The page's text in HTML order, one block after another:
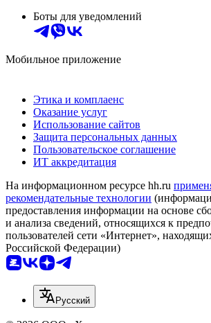
Боты для уведомлений
Мобильное приложение
Этика и комплаенс
Оказание услуг
Использование сайтов
Защита персональных данных
Пользовательское соглашение
ИТ аккредитация
На информационном ресурсе hh.ru
рекомендательные технологии
предоставления информации на основе
и анализа сведений, относящихся к
пользователей сети «Интернет»,
Российской Федерации)
Русский